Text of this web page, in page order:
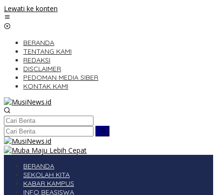
Lewati ke konten
BERANDA
TENTANG KAMI
REDAKSI
DISCLAIMER
PEDOMAN MEDIA SIBER
KONTAK KAMI
BERANDA
SEKOLAH KITA
KABAR KAMPUS
INFO BEASISWA